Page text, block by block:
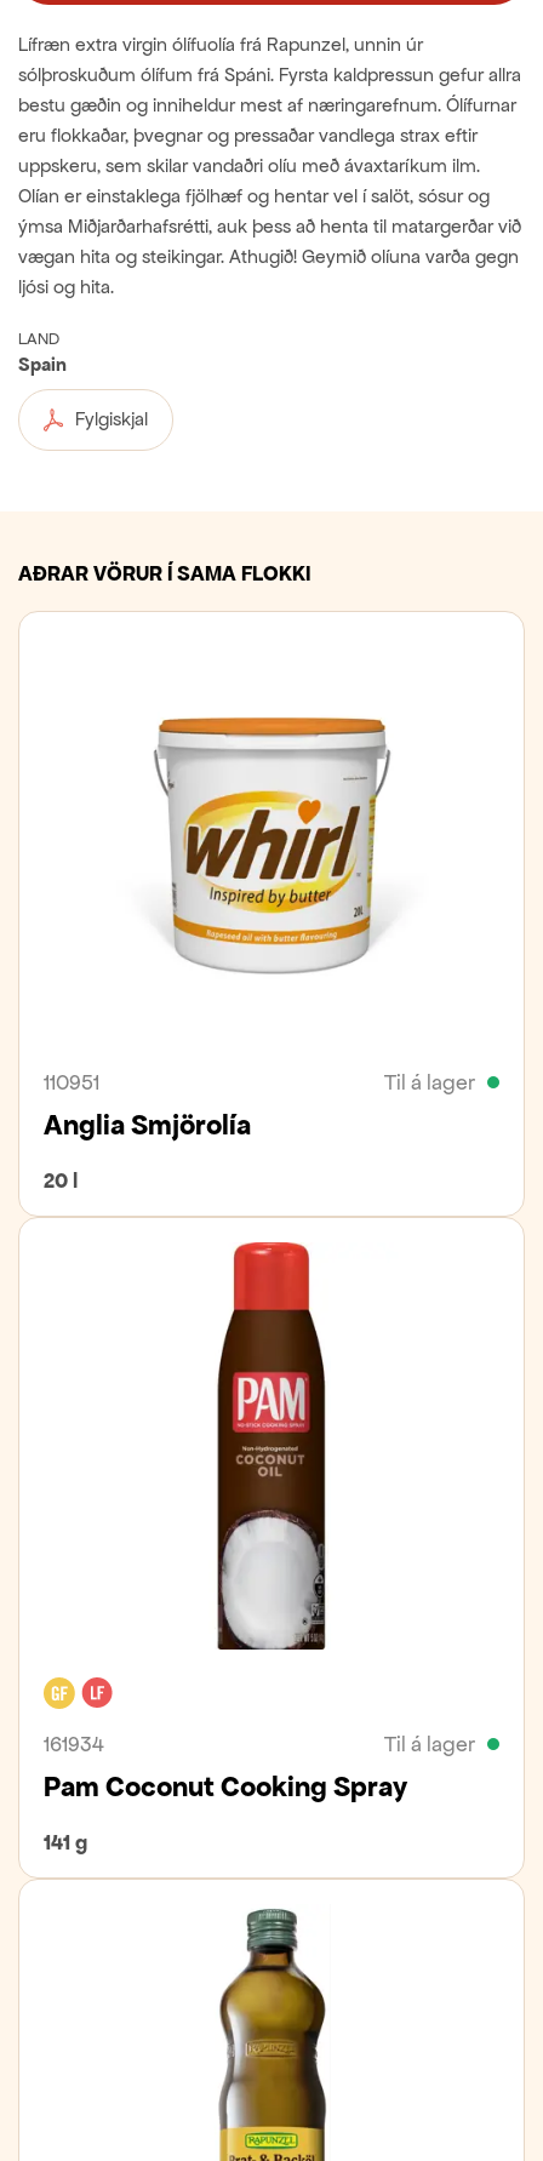
Lífræn extra virgin ólífuolía frá Rapunzel, unnin úr
sólþroskuðum ólífum frá Spáni. Fyrsta kaldpressun gefur allra
bestu gæðin og inniheldur mest af næringarefnum. Ólífurnar
eru flokkaðar, þvegnar og pressaðar vandlega strax eftir
uppskeru, sem skilar vandaðri olíu með ávaxtaríkum ilm.
Olían er einstaklega fjölhæf og hentar vel í salöt, sósur og
ýmsa Miðjarðarhafsrétti, auk þess að henta til matargerðar við
vægan hita og steikingar. Athugið! Geymið olíuna varða gegn
ljósi og hita.
LAND
Spain
Fylgiskjal
AÐRAR VÖRUR Í SAMA FLOKKI
110951 Til á lager
Anglia Smjörolía
20 l
Glútenfrítt
161934 Til á lager
Pam Coconut Cooking Spray
141 g